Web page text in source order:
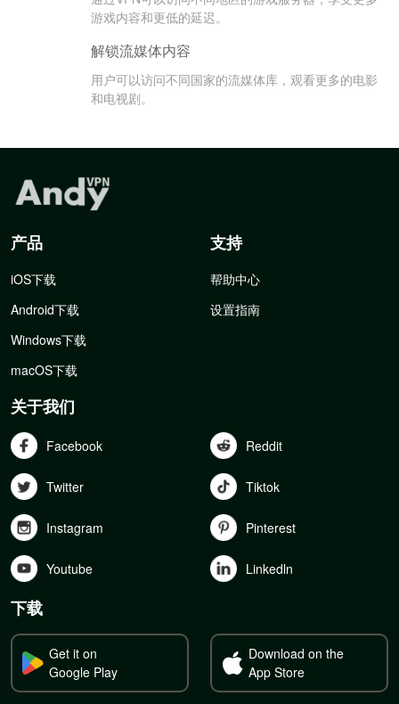
游戏内容和更低的延迟。
解锁流媒体内容
用户可以访问不同国家的流媒体库，观看更多的电影
和电视剧。
产品
iOS下载
Android下载
Windows下载
macOS下载
支持
帮助中心
设置指南
关于我们
Facebook Reddit
Twitter Tiktok
Instagram Pinterest
Youtube Linkedln
下载
Get it on
Google Play
Download on the
App Store